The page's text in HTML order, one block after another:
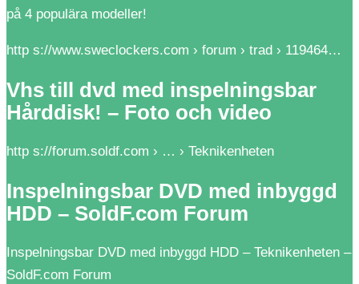
på 4 populära modeller!
http s://www.sweclockers.com › forum › trad › 119464…
Vhs till dvd med inspelningsbar
Hårddisk! – Foto och video
http s://forum.soldf.com › … › Teknikenheten
Inspelningsbar DVD med inbyggd
HDD – SoldF.com Forum
Inspelningsbar DVD med inbyggd HDD – Teknikenheten –
SoldF.com Forum